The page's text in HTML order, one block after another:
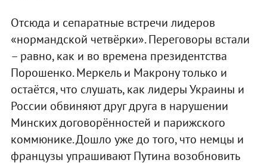
Отсюда и сепаратные встречи лидеров
«нормандской четвёрки». Переговоры встали
– равно, как и во времена президентства
Порошенко. Меркель и Макрону только и
остаётся, что слушать, как лидеры Украины и
России обвиняют друг друга в нарушении
Минских договорённостей и парижского
коммюнике. Дошло уже до того, что немцы и
французы упрашивают Путина возобновить